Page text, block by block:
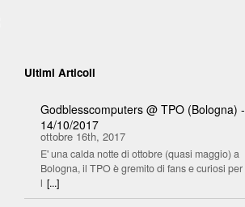
Ultimi Articoli
Godblesscomputers @ TPO (Bologna) -
14/10/2017
ottobre 16th, 2017
E' una calda notte di ottobre (quasi maggio) a
Bologna, il TPO è gremito di fans e curiosi per
l [...]